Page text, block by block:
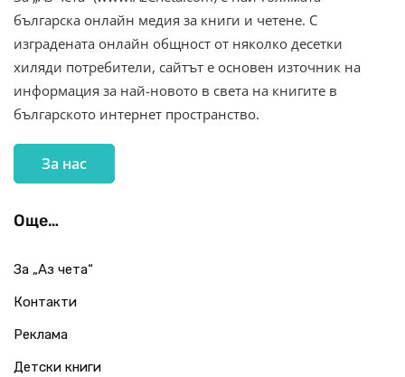
българска онлайн медия за книги и четене. С
изградената онлайн общност от няколко десетки
хиляди потребители, сайтът е основен източник на
информация за най-новото в света на книгите в
българското интернет пространство.
За нас
Още…
За „Аз чета“
Контакти
Реклама
Детски книги